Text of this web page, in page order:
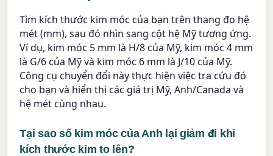
Tìm kích thước kim móc của bạn trên thang đo hệ
mét (mm), sau đó nhìn sang cột hệ Mỹ tương ứng.
Ví dụ, kim móc 5 mm là H/8 của Mỹ, kim móc 4 mm
là G/6 của Mỹ và kim móc 6 mm là J/10 của Mỹ.
Công cụ chuyển đổi này thực hiện việc tra cứu đó
cho bạn và hiển thị các giá trị Mỹ, Anh/Canada và
hệ mét cùng nhau.
Tại sao số kim móc của Anh lại giảm đi khi
kích thước kim to lên?